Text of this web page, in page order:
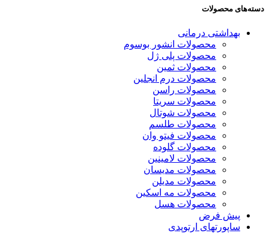
دسته‌های محصولات
بهداشتی درمانی
محصولات انشور بوسوم
محصولات پلی ژل
محصولات ثمین
محصولات درم انجلین
محصولات راسن
محصولات سریتا
محصولات شوتال
محصولات طلسم
محصولات فیتو وان
محصولات گلوده
محصولات لامینین
محصولات مدیسان
محصولات مدیلن
محصولات مه اسکین
محصولات هسل
پیش فرض
ساپورتهای ارتوپدی